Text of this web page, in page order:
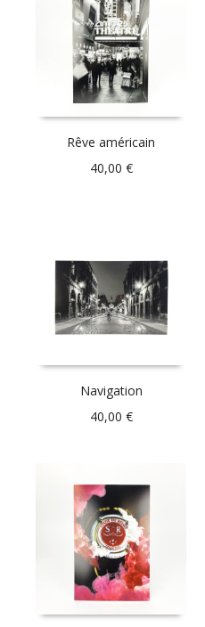
Rêve américain
40,00 €
Navigation
40,00 €